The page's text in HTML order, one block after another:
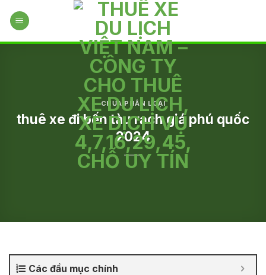
CHƯA PHÂN LOẠI
thuê xe đi bến tàu rạch giá phú quốc
2024
Các đầu mục chính